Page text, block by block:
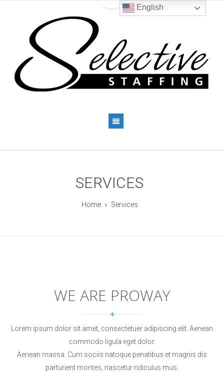
SERVICES
Home Services
WE ARE PROWAY
Lorem ipsum dolor sit amet, consectetuer adipiscing elit. Aenean
commodo ligula eget dolor.
Aenean massa. Cum sociis natoque penatibus et magnis dis
parturient montes, nascetur ridiculus mus.
English